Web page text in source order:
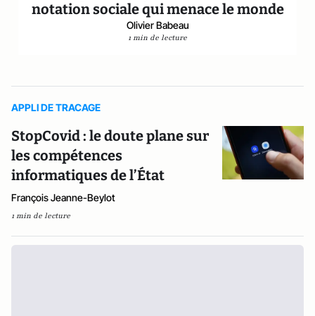
notation sociale qui menace le monde
Olivier Babeau
1 min de lecture
APPLI DE TRACAGE
StopCovid : le doute plane sur
les compétences
informatiques de l’État
François Jeanne-Beylot
1 min de lecture